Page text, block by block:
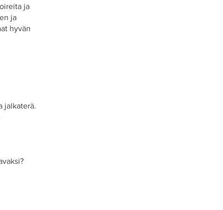
ja
ja
hyvän
jalkaterä.